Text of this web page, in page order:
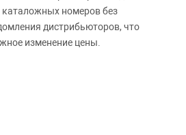
номеров без
дистрибьюторов, что
изменение цены.